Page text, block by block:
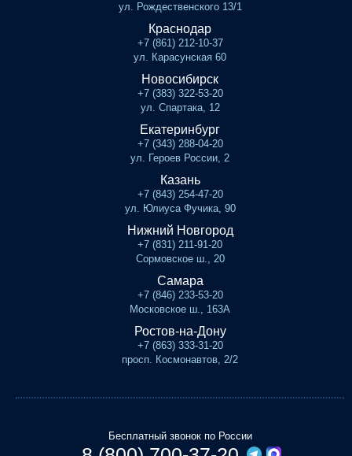
ул. Рождественского 13/1
Краснодар
+7 (861) 212-10-37
ул. Карасунская 60
Новосибирск
+7 (383) 322-53-20
ул. Спартака, 12
Екатеринбург
+7 (343) 288-04-20
ул. Героев России, 2
Казань
+7 (843) 254-47-20
ул. Юлиуса Фучика, 90
Нижний Новгород
+7 (831) 211-91-20
Сормовское ш., 20
Самара
+7 (846) 233-53-20
Московское ш., 163А
Ростов-на-Дону
+7 (863) 333-31-20
просп. Космонавтов, 2/2
Бесплатный звонок по России